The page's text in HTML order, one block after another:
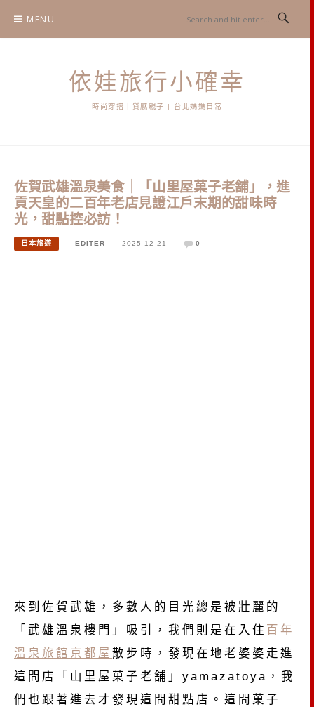
content
MENU
依娃旅行小確幸
時尚穿搭｜質感親子 | 台北媽媽日常
佐賀武雄溫泉美食｜「山里屋菓子老舗」，進
貢天皇的二百年老店見證江戶末期的甜味時
光，甜點控必訪！
日本旅遊 EDITER 2025-12-21 0
來到佐賀武雄，多數人的目光總是被壯麗的
「武雄溫泉樓門」吸引，我們則是在入住 百年
溫泉旅館京都屋 散步時，發現在地老婆婆走進
這間店「山里屋菓子老舗」yamazatoya，我
們也跟著進去才發現這間甜點店。這間菓子